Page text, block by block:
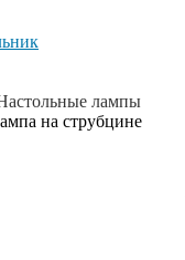
лампы
на струбцине